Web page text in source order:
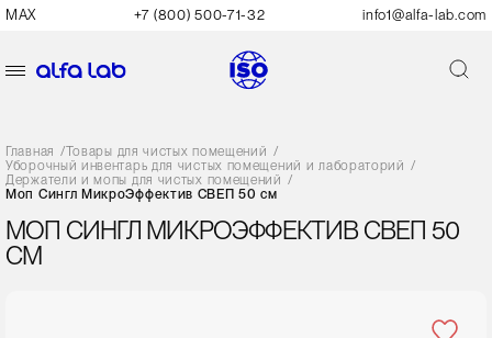
MAX +7 (800) 500-71-32 info1@alfa-lab.com
Главная /Товары для чистых помещений /
Уборочный инвентарь для чистых помещений и лабораторий /
Держатели и мопы для чистых помещений /
Моп Сингл МикроЭффектив СВЕП 50 см
МОП СИНГЛ МИКРОЭФФЕКТИВ СВЕП 50
СМ